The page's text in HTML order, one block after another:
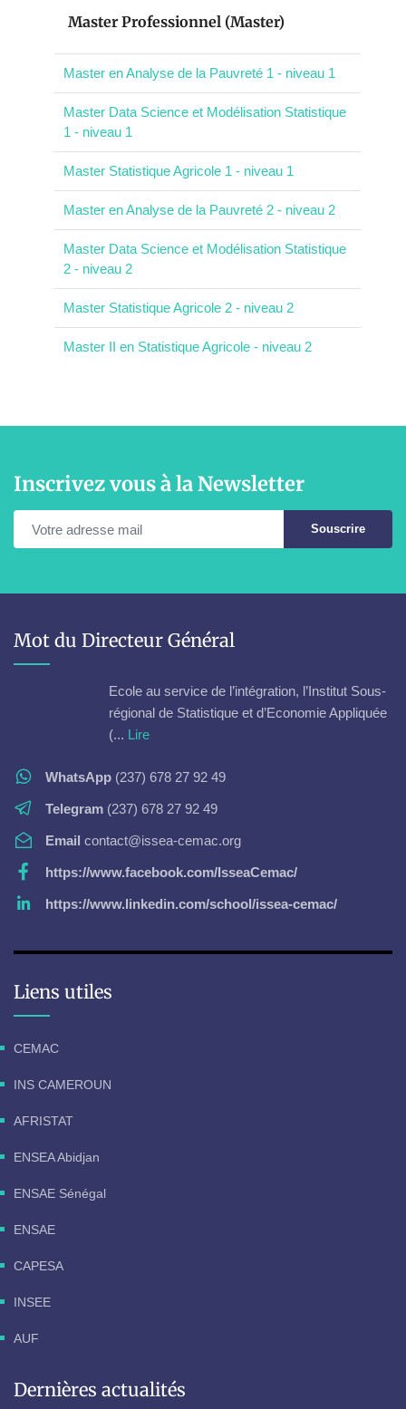
Master Professionnel (Master)
Master en Analyse de la Pauvreté 1 - niveau 1
Master Data Science et Modélisation Statistique
1 - niveau 1
Master Statistique Agricole 1 - niveau 1
Master en Analyse de la Pauvreté 2 - niveau 2
Master Data Science et Modélisation Statistique
2 - niveau 2
Master Statistique Agricole 2 - niveau 2
Master II en Statistique Agricole - niveau 2
Inscrivez vous à la Newsletter
Souscrire
Mot du Directeur Général
Ecole au service de l’intégration, l’Institut Sous-
régional de Statistique et d’Economie Appliquée
(... Lire
WhatsApp (237) 678 27 92 49
Telegram (237) 678 27 92 49
Email contact@issea-cemac.org
https://www.facebook.com/IsseaCemac/
https://www.linkedin.com/school/issea-cemac/
Liens utiles
CEMAC
INS CAMEROUN
AFRISTAT
ENSEA Abidjan
ENSAE Sénégal
ENSAE
CAPESA
INSEE
AUF
Dernières actualités